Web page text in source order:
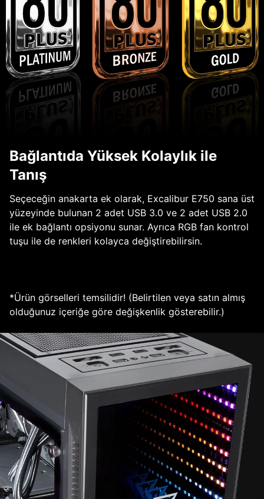
Bağlantıda Yüksek Kolaylık ile
Tanış
Seçeceğin anakarta ek olarak, Excalibur E750 sana üst
yüzeyinde bulunan 2 adet USB 3.0 ve 2 adet USB 2.0
ile ek bağlantı opsiyonu sunar. Ayrıca RGB fan kontrol
tuşu ile de renkleri kolayca değiştirebilirsin.
*Ürün görselleri temsilidir! (Belirtilen veya satın almış
olduğunuz içeriğe göre değişkenlik gösterebilir.)